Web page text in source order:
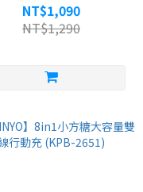
NT$1,090
NT$1,290